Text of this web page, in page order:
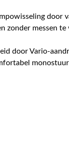
door
zonder messen te
door Vario-